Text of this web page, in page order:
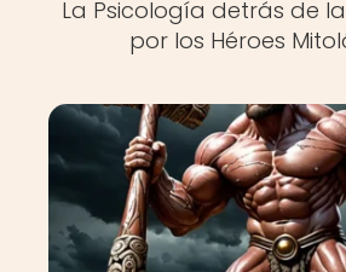
La Psicología detrás de
por los Héroes